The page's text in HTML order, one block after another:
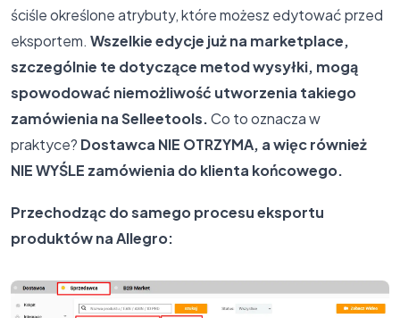
ściśle określone atrybuty, które możesz edytować przed
eksportem. Wszelkie edycje już na marketplace,
szczególnie te dotyczące metod wysyłki, mogą
spowodować niemożliwość utworzenia takiego
zamówienia na Selleetools.Co to oznacza w
praktyce? Dostawca NIE OTRZYMA, a więc również
NIE WYŚLE zamówienia do klienta końcowego.
Przechodząc do samego procesu eksportu
produktów na Allegro: